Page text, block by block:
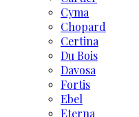
Cyma
Chopard
Certina
Du Bois
Davosa
Fortis
Ebel
Eterna